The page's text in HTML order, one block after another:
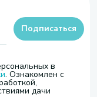
в
. Ознакомлен с
дачи
Подписаться